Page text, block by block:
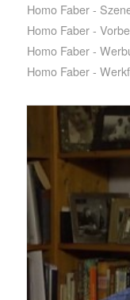
Homo Faber -
Homo Faber -
Homo Faber -
Homo Faber -